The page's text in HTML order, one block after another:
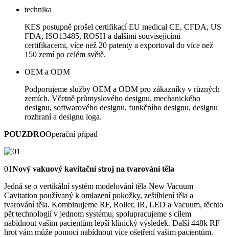
technika
KES postupně prošel certifikací EU medical CE, CFDA, US
FDA, ISO13485, ROSH a dalšími souvisejícími
certifikacemi, více než 20 patenty a exportoval do více než
150 zemí po celém světě.
OEM a ODM
Podporujeme služby OEM a ODM pro zákazníky v různých
zemích. Včetně průmyslového designu, mechanického
designu, softwarového designu, funkčního designu, designu
rozhraní a designu loga.
POUZDROOperační případ
01Nový vakuový kavitační stroj na tvarování těla
Jedná se o vertikální systém modelování těla New Vacuum
Cavitation používaný k omlazení pokožky, zeštíhlení těla a
tvarování těla. Kombinujeme RF, Roller, IR, LED a Vacuum, těchto
pět technologií v jednom systému, spolupracujeme s cílem
nabídnout vašim pacientům lepší klinický výsledek. Další 448k RF
hrot vám může pomoci nabídnout více ošetření vašim pacientům.